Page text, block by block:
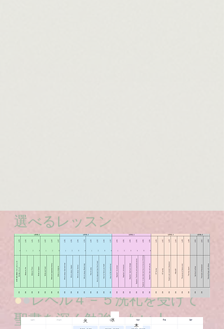
選べるレッスン
●●レベル１－２聖書をもっと
知りたい人へ
● レベル３洗礼を受けたい人へ
●●レベル４－５洗礼を受けて
聖書を深く勉強したい人へ
火 水
木